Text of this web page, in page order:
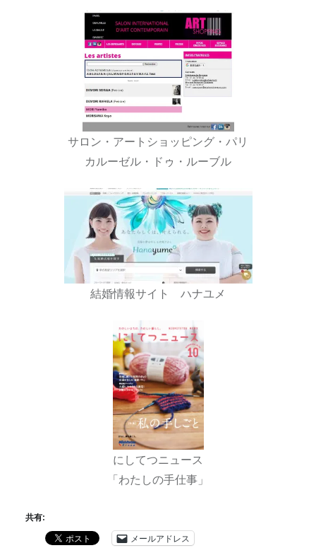
サロン・アートショッピング・パリ
カルーゼル・ドゥ・ルーブル
結婚情報サイト ハナユメ
にしてつニュース
「わたしの手仕事」
共有:
メールアドレス